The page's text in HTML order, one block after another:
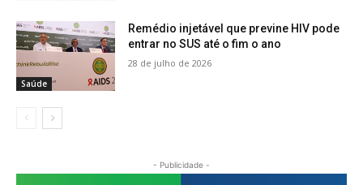
Saúde
Remédio injetável que previne HIV pode
entrar no SUS até o fim o ano
28 de julho de 2026
- Publicidade -